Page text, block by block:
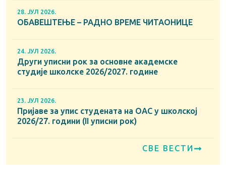
28. ЈУЛ 2026.
ОБАВЕШТЕЊЕ – РАДНО ВРЕМЕ ЧИТАОНИЦЕ
24. ЈУЛ 2026.
Други уписни рок за основне академске
студије школске 2026/2027. године
23. ЈУЛ 2026.
Пријаве за упис студената на ОАС у школској
2026/27. години (II уписни рок)
СВЕ ВЕСТИ